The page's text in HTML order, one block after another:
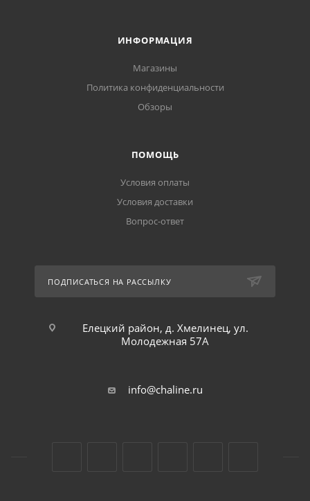
ИНФОРМАЦИЯ
Магазины
Политика конфиденциальности
Обзоры
ПОМОЩЬ
Условия оплаты
Условия доставки
Вопрос-ответ
ПОДПИСАТЬСЯ НА РАССЫЛКУ
Елецкий район, д. Хмелинец, ул.
Молодежная 57А
info@chaline.ru